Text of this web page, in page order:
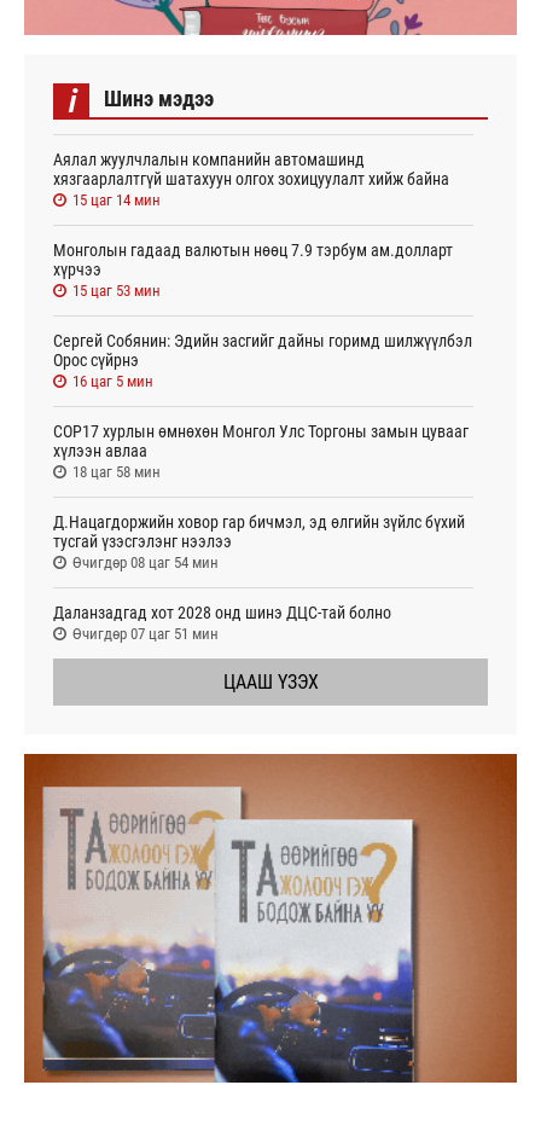
i Шинэ мэдээ
Аялал жуулчлалын компанийн автомашинд
хязгаарлалтгүй шатахуун олгох зохицуулалт хийж байна
15 цаг 14 мин
Монголын гадаад валютын нөөц 7.9 тэрбум ам.долларт
хүрчээ
15 цаг 53 мин
Сергей Собянин: Эдийн засгийг дайны горимд шилжүүлбэл
Орос сүйрнэ
16 цаг 5 мин
COP17 хурлын өмнөхөн Монгол Улс Торгоны замын цувааг
хүлээн авлаа
18 цаг 58 мин
Д.Нацагдоржийн ховор гар бичмэл, эд өлгийн зүйлс бүхий
тусгай үзэсгэлэнг нээлээ
Өчигдөр 08 цаг 54 мин
Даланзадгад хот 2028 онд шинэ ДЦС-тай болно
Өчигдөр 07 цаг 51 мин
ЦААШ ҮЗЭХ